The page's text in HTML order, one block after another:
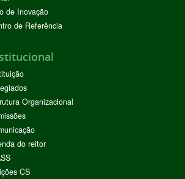
de Inovação
de Referência
Organizacional
do reitor
CS